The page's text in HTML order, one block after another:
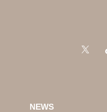
NEWS